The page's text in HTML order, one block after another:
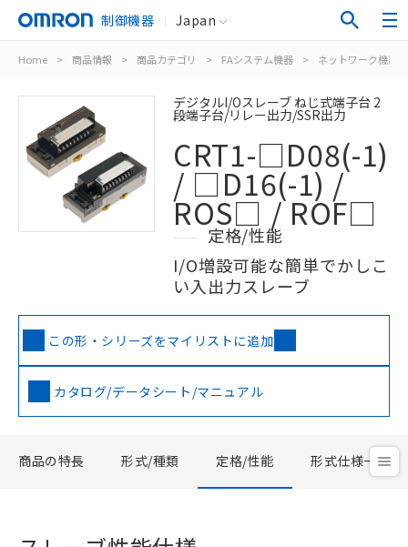
制御機器 Japan
Home > 商品情報 > 商品カテゴリ > FAシステム機器 > ネットワーク機器
デジタルI/Oスレーブ ねじ式端子台 2
段端子台/リレー出力/SSR出力
CRT1-□D08(-1)
/ □D16(-1) /
ROS□ / ROF□
定格/性能
I/O増設可能な簡単でかしこ
い入出力スレーブ
この形・シリーズをマイリストに追加
カタログ/データシート/マニュアル
商品の特長 形式/種類 定格/性能 形式仕様一覧